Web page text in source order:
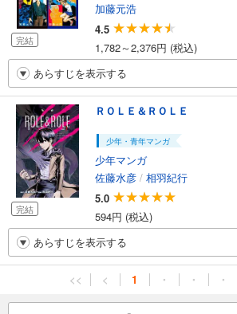
完結
加藤元浩
4.5
1,782～2,376円 (税込)
あらすじを表示する
完結
ＲＯＬＥ＆ＲＯＬＥ
少年・青年マンガ
少年マンガ
佐藤水彦 / 相羽紀行
5.0
594円 (税込)
あらすじを表示する
<< < 1 ・ ・ ・